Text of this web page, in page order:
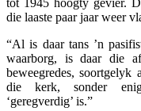
die laaste paar jaar weer
“Al is daar tans ’n
waarborg, is daar die
beweegredes,
die kerk, sonder
‘geregverdig’ is.”